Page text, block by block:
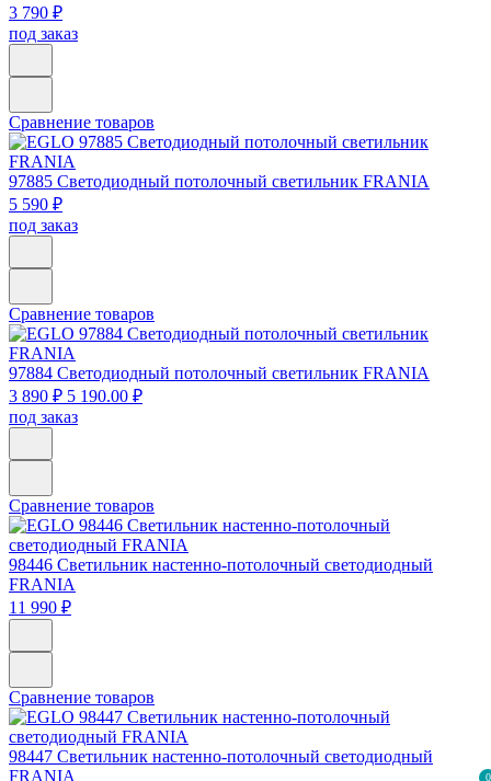
0
3 790 ₽
под заказ
Сравнение товаров
97885 Светодиодный потолочный светильник FRANIA
5 590 ₽
под заказ
Сравнение товаров
97884 Светодиодный потолочный светильник FRANIA
3 890 ₽ 5 190.00 ₽
под заказ
Сравнение товаров
98446 Светильник настенно-потолочный светодиодный
FRANIA
11 990 ₽
Сравнение товаров
98447 Светильник настенно-потолочный светодиодный
FRANIA